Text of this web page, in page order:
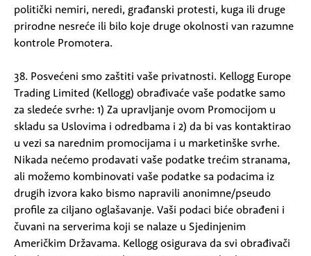
politički nemiri, neredi, građanski protesti, kuga ili druge
prirodne nesreće ili bilo koje druge okolnosti van razumne
kontrole Promotera.
38. Posvećeni smo zaštiti vaše privatnosti. Kellogg Europe
Trading Limited (Kellogg) obrađivaće vaše podatke samo
za sledeće svrhe: 1) Za upravljanje ovom Promocijom u
skladu sa Uslovima i odredbama i 2) da bi vas kontaktirao
u vezi sa narednim promocijama i u marketinške svrhe.
Nikada nećemo prodavati vaše podatke trećim stranama,
ali možemo kombinovati vaše podatke sa podacima iz
drugih izvora kako bismo napravili anonimne/pseudo
profile za ciljano oglašavanje. Vaši podaci biće obrađeni i
čuvani na serverima koji se nalaze u Sjedinjenim
Američkim Državama. Kellogg osigurava da svi obrađivači